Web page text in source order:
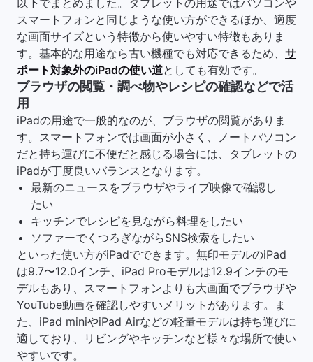
以下でまとめました。タブレットの用途ではパソコンや
スマートフォンと同じような使い方ができるほか、適度
な画面サイズという特徴から使いやすい特徴もありま
す。基本的な用途なら古い機種でも対応できるため、 サ
ポート対象外のiPadの使い道としても有効です。
ブラウザの閲覧・調べ物やレシピの確認などで活
用
iPadの用途で一般的なのが、ブラウザの閲覧がありま
す。スマートフォンでは画面が小さく、ノートパソコン
だと持ち運びに不便だと感じる場合には、タブレットの
iPadが丁度良いバランスとなります。
最新のニュースをブラウザやライブ映像で確認し
たい
キッチンでレシピを見ながら料理をしたい
ソファーでくつろぎながらSNS検索をしたい
といった使い方がiPadでできます。無印モデルのiPad
は9.7〜12.0インチ、iPad Proモデルは12.9インチのモ
デルもあり、スマートフォンよりも大画面でブラウザや
YouTube動画を確認しやすいメリットがあります。ま
た、iPad miniやiPad Airなどの軽量モデルは持ち運びに
適しており、リビングやキッチンなど様々な場所で使い
やすいです。